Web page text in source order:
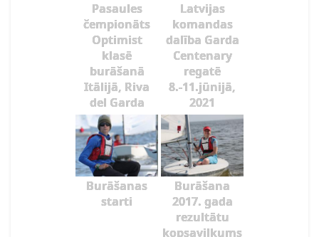
Pasaules
čempionāts
Optimist
klasē
burāšanā
Itālijā, Riva
del Garda
Latvijas
komandas
dalība Garda
Centenary
regatē
8.-11.jūnijā,
2021
Burāšanas
starti
Burāšana
2017. gada
rezultātu
kopsavilkums